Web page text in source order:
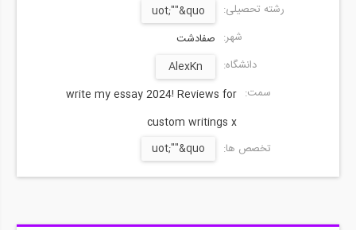
رشته تحصیلی:
uot;""&quo
شهر: صفادشت
دانشگاه:
AlexKn
سمت: write my essay 2024! Reviews for
custom writings x
تخصص ها:
uot;""&quo